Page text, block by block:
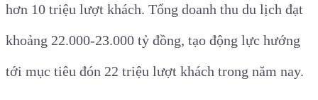
hơn 10 triệu lượt khách. Tổng doanh thu du lịch đạt
khoảng 22.000-23.000 tỷ đồng, tạo động lực hướng
tới mục tiêu đón 22 triệu lượt khách trong năm nay.